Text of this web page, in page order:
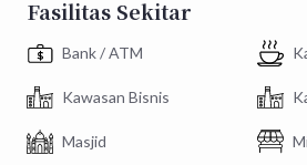
Fasilitas Sekitar
Bank / ATM
Kawasan Bisnis
Masjid